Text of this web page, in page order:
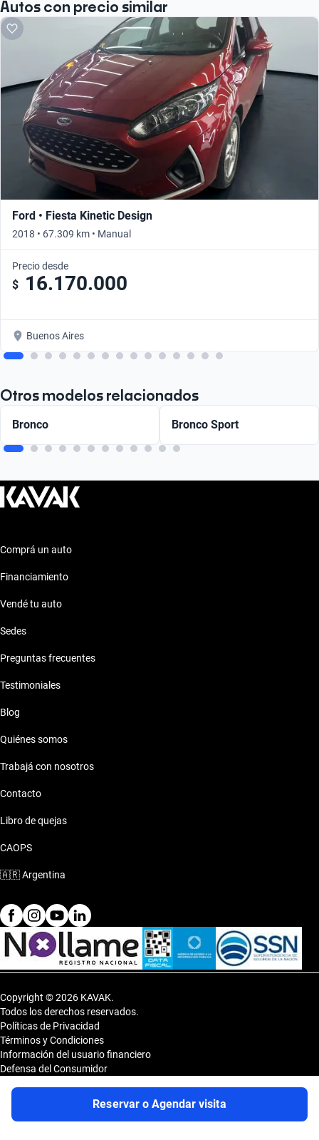
Reservar o Agendar visita
Autos con precio similar
Ford • Fiesta Kinetic Design
2018 • 67.309 km • Manual
Precio desde
$ 16.170.000
Buenos Aires
Otros modelos relacionados
Bronco Bronco Sport
Comprá un auto
Financiamiento
Vendé tu auto
Sedes
Preguntas frecuentes
Testimoniales
Blog
Quiénes somos
Trabajá con nosotros
Contacto
Libro de quejas
CAOPS
🇦🇷Argentina
Copyright © 2026 KAVAK.
Todos los derechos reservados.
Políticas de Privacidad
Términos y Condiciones
Información del usuario financiero
Defensa del Consumidor
Shopping DOT 3er Subsuelo- Vedia 3600, CP 1430, Capital Federal,